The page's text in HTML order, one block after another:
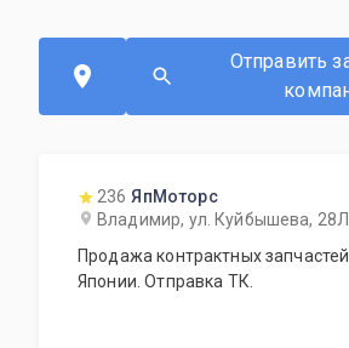
Отправить
236 ЯпМоторс
Владимир, ул. Куйбышева, 28Л
Продажа контрактных
Японии. Отправка ТК.